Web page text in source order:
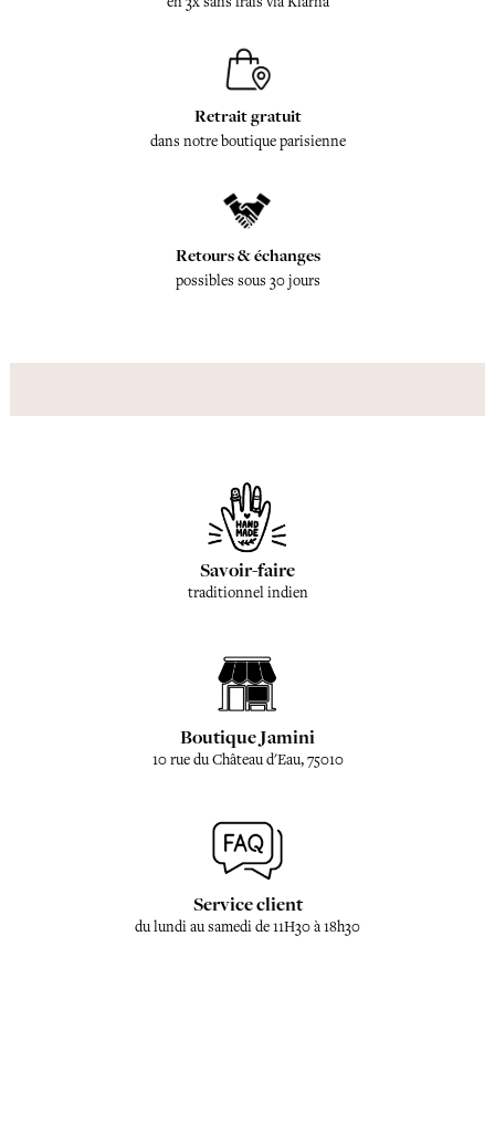
Retrait gratuit
dans notre boutique parisienne
Retours & échanges
possibles sous 30 jours
Savoir-faire
traditionnel indien
Boutique Jamini
10 rue du Château d'Eau, 75010
Service client
du lundi au samedi de 11H30 à 18h30